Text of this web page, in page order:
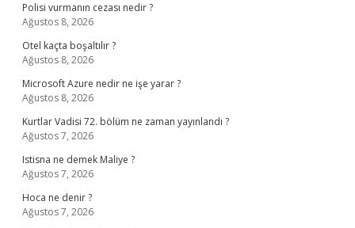
Polisi vurmanın cezası nedir ?
Ağustos 8, 2026
Otel kaçta boşaltılır ?
Ağustos 8, 2026
Microsoft Azure nedir ne işe yarar ?
Ağustos 8, 2026
Kurtlar Vadisi 72. bölüm ne zaman yayınlandı ?
Ağustos 7, 2026
Istisna ne demek Maliye ?
Ağustos 7, 2026
Hoca ne denir ?
Ağustos 7, 2026